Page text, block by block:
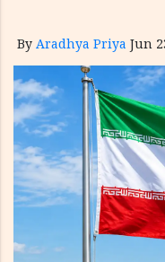
By Aradhya Priya Jun